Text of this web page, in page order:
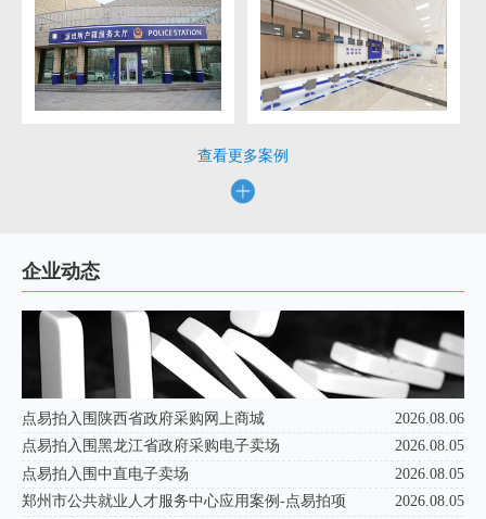
查看更多案例
企业动态
点易拍入围陕西省政府采购网上商城
2026.08.06
点易拍入围黑龙江省政府采购电子卖场
2026.08.05
点易拍入围中直电子卖场
2026.08.05
郑州市公共就业人才服务中心应用案例-点易拍项
2026.08.05